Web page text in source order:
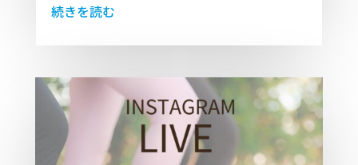
続きを読む